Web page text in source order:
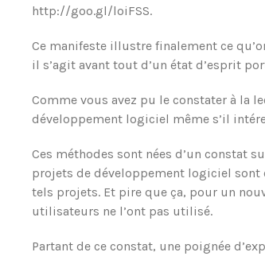
http://goo.gl/loiFSS.
Ce manifeste illustre finalement ce
il s’agit avant tout d’un état d’esprit
Comme vous avez pu le constater à la
développement logiciel même s’il
Ces méthodes sont nées d’un constat
projets de développement logiciel
tels projets. Et pire que ça, pour un
utilisateurs ne l’ont pas utilisé.
Partant de ce constat, une poignée